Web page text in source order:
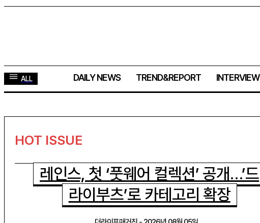
ALL DAILY NEWS TREND&REPORT INTERVIEW
HOT ISSUE
레인스, 첫 ‘풋웨어 컬렉션’ 공개…’드
라이부츠’로 카테고리 확장